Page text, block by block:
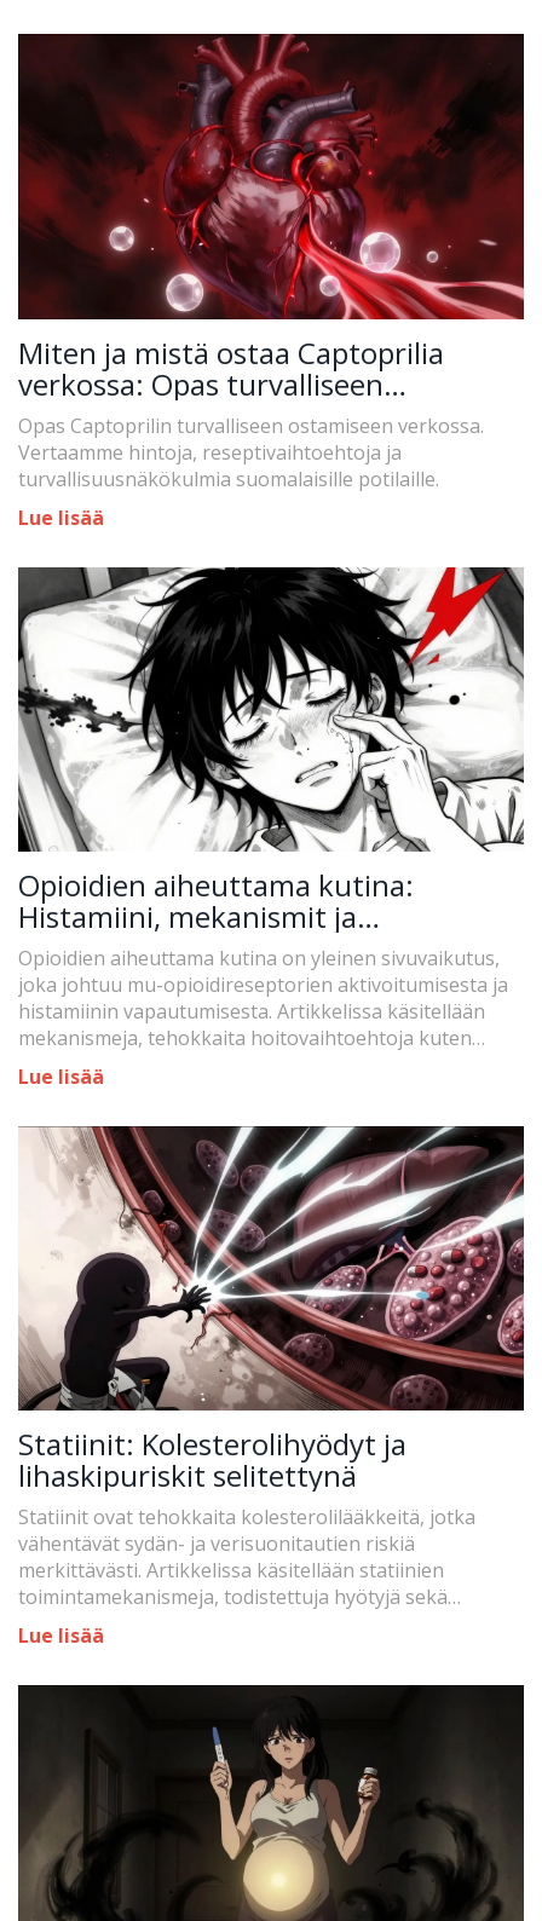
Miten ja mistä ostaa Captoprilia
verkossa: Opas turvalliseen
hankintaan
Opas Captoprilin turvalliseen ostamiseen verkossa.
Vertaamme hintoja, reseptivaihtoehtoja ja
turvallisuusnäkökulmia suomalaisille potilaille.
Lue lisää
Opioidien aiheuttama kutina:
Histamiini, mekanismit ja
hoitovaihtoehdot
Opioidien aiheuttama kutina on yleinen sivuvaikutus,
joka johtuu mu-opioidireseptorien aktivoitumisesta ja
histamiinin vapautumisesta. Artikkelissa käsitellään
mekanismeja, tehokkaita hoitovaihtoehtoja kuten
nalbufiinia sekä potilaskokemuksia.
Lue lisää
Statiinit: Kolesterolihyödyt ja
lihaskipuriskit selitettynä
Statiinit ovat tehokkaita kolesterolilääkkeitä, jotka
vähentävät sydän- ja verisuonitautien riskiä
merkittävästi. Artikkelissa käsitellään statiinien
toimintamekanismeja, todistettuja hyötyjä sekä
lihaskipuihin liittyviä riskejä ja ratkaisuja.
Lue lisää